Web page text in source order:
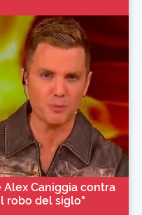
Caniggia contra
robo del siglo"